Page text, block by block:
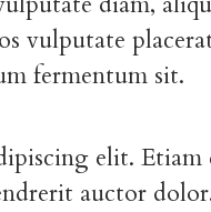
vulputate
fermentum sit.
elit.
auctor